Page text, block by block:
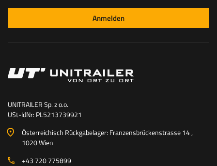
Anmelden
UNITRAILER Sp. z o.o.
USt-IdNr: PL5213739921
Österreichisch Rückgabelager: Franzensbrückenstrasse 14 ,
1020 Wien
+43 720 775899